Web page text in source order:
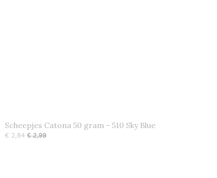
Scheepjes Catona 50 gram - 510 Sky Blue
€ 2,84 € 2,99